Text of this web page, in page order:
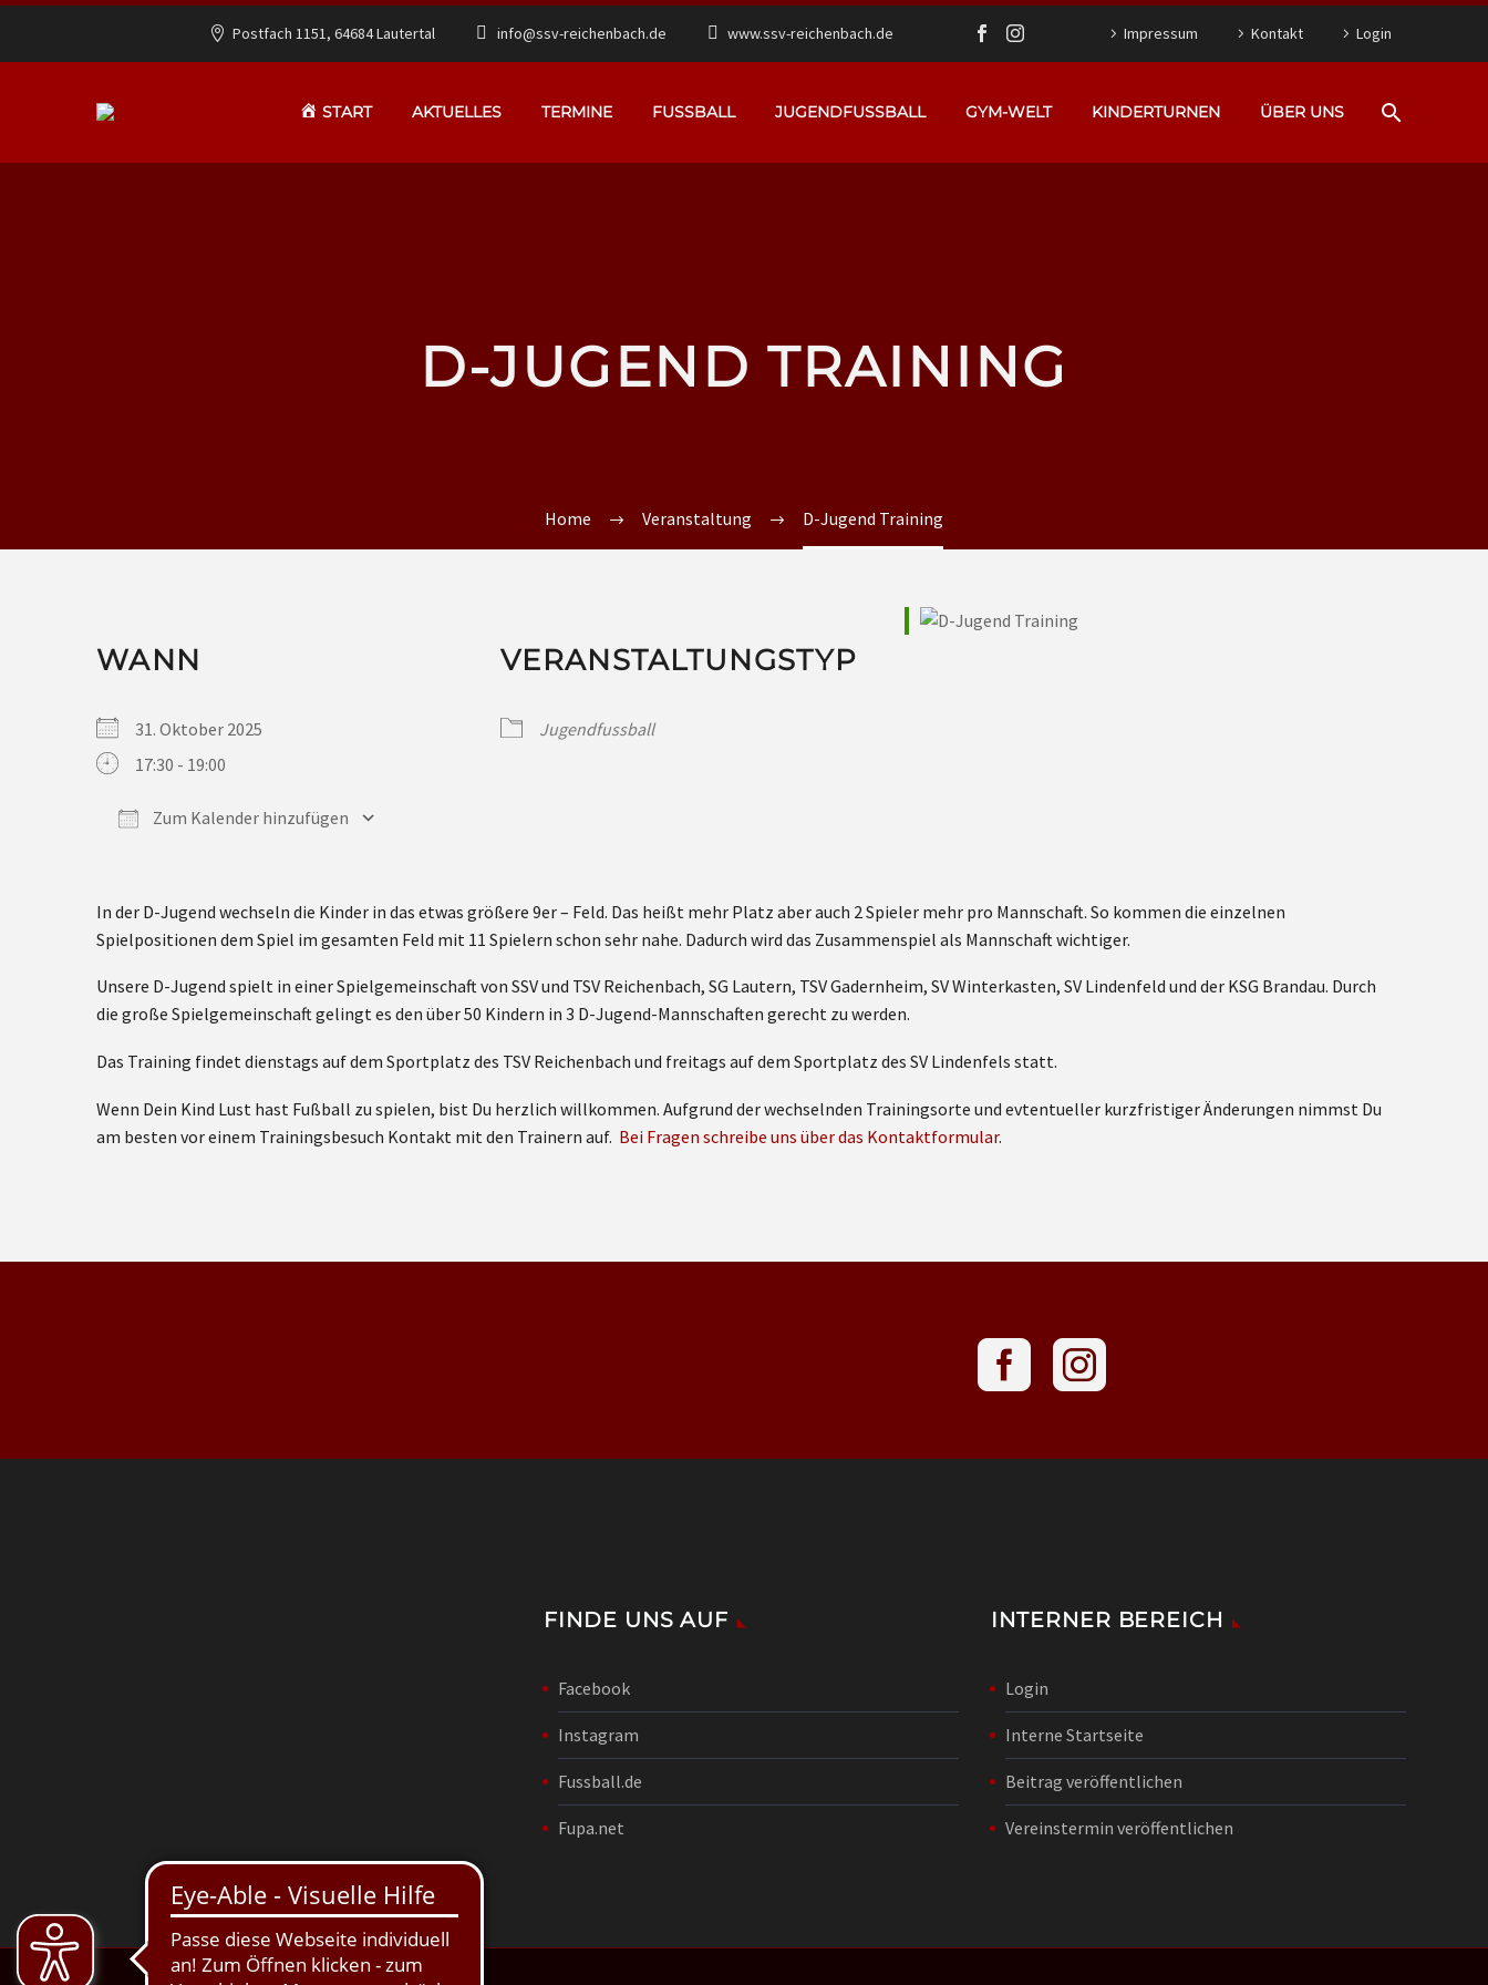
Postfach 1151, 64684 Lautertal info@ssv-reichenbach.de www.ssv-reichenbach.de Impressum Kontakt Login
START AKTUELLES TERMINE FUSSBALL JUGENDFUSSBALL GYM-WELT KINDERTURNEN ÜBER UNS
D-JUGEND TRAINING
Home Veranstaltung D-Jugend Training
WANN
31. Oktober 2025
17:30 - 19:00
Zum Kalender hinzufügen
VERANSTALTUNGSTYP
Jugendfussball
In der D-Jugend wechseln die Kinder in das etwas größere 9er – Feld. Das heißt mehr Platz aber auch 2 Spieler mehr pro Mannschaft. So kommen die einzelnen
Spielpositionen dem Spiel im gesamten Feld mit 11 Spielern schon sehr nahe. Dadurch wird das Zusammenspiel als Mannschaft wichtiger.
Unsere D-Jugend spielt in einer Spielgemeinschaft von SSV und TSV Reichenbach, SG Lautern, TSV Gadernheim, SV Winterkasten, SV Lindenfeld und der KSG Brandau. Durch
die große Spielgemeinschaft gelingt es den über 50 Kindern in 3 D-Jugend-Mannschaften gerecht zu werden.
Das Training findet dienstags auf dem Sportplatz des TSV Reichenbach und freitags auf dem Sportplatz des SV Lindenfels statt.
Wenn Dein Kind Lust hast Fußball zu spielen, bist Du herzlich willkommen. Aufgrund der wechselnden Trainingsorte und evtentueller kurzfristiger Änderungen nimmst Du
am besten vor einem Trainingsbesuch Kontakt mit den Trainern auf. Bei Fragen schreibe uns über das Kontaktformular.
FINDE UNS AUF
Facebook
Instagram
Fussball.de
Fupa.net
INTERNER BEREICH
Login
Interne Startseite
Beitrag veröffentlichen
Vereinstermin veröffentlichen